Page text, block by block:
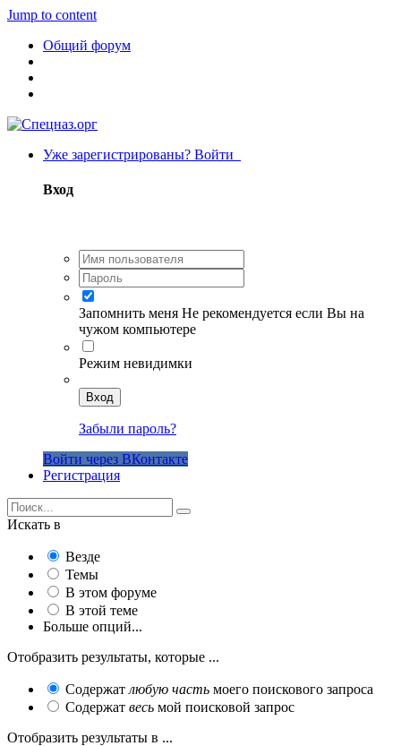
Jump to content
Общий форум
Уже зарегистрированы? Войти
Вход
Запомнить меня Не рекомендуется если Вы на
чужом компьютере
Режим невидимки
Вход
Забыли пароль?
Войти через ВКонтакте
Регистрация
Искать в
Везде
Темы
В этом форуме
В этой теме
Больше опций...
Отобразить результаты, которые ...
Содержат любую часть моего поискового запроса
Содержат весь мой поисковой запрос
Отобразить результаты в ...